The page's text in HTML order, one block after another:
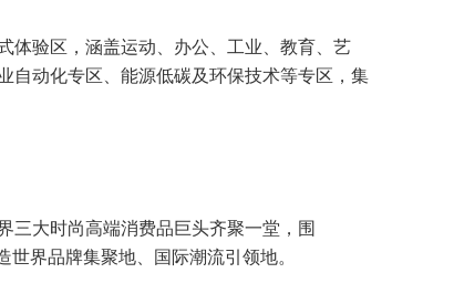
体验区，涵盖运动、办公、工业、教育、艺
自动化专区、能源低碳及环保技术等专区，集
三大时尚高端消费品巨头齐聚一堂，围
世界品牌集聚地、国际潮流引领地。